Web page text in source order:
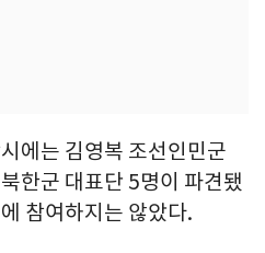
에는 김영복 조선인민군
한군 대표단 5명이 파견됐
참여하지는 않았다.